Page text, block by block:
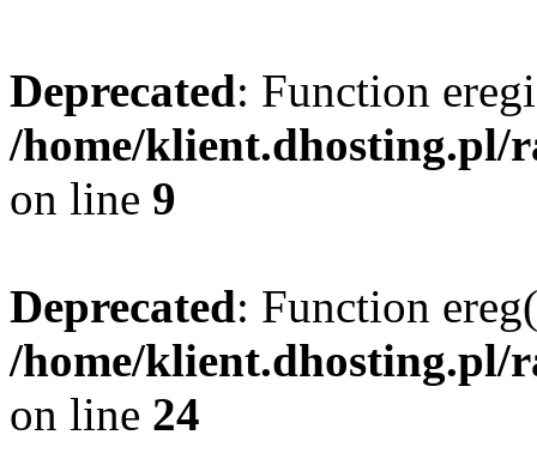
Deprecated: Function
/home/klient.dhosting.pl/
on line 9
Deprecated: Function
/home/klient.dhosting.pl/
on line 24